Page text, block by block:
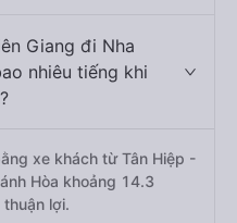
Giang đi Nha
nhiêu tiếng khi
xe khách từ Tân Hiệp -
Hòa khoảng 14.3
lợi.